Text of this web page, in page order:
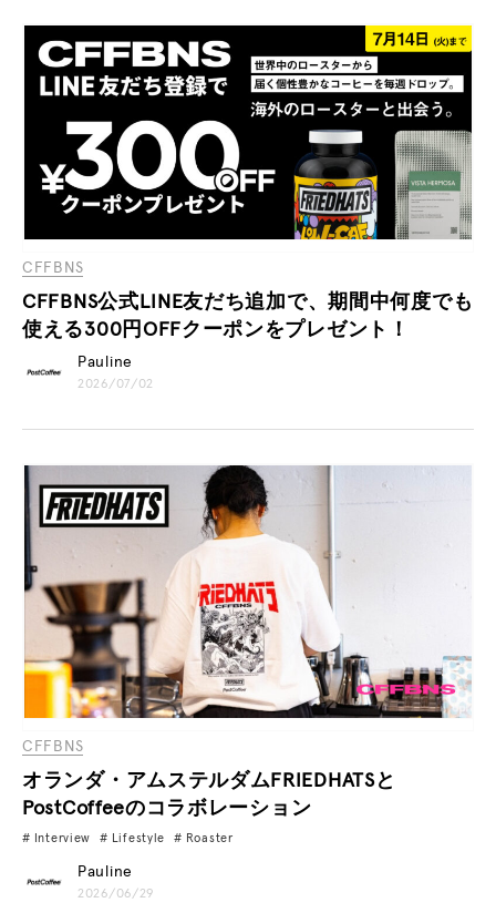
CFFBNS
CFFBNS公式LINE友だち追加で、期間中何度でも
使える300円OFFクーポンをプレゼント！
Pauline
2026/07/02
CFFBNS
オランダ・アムステルダムFRIEDHATSと
PostCoffeeのコラボレーション
Interview Lifestyle Roaster
Pauline
2026/06/29